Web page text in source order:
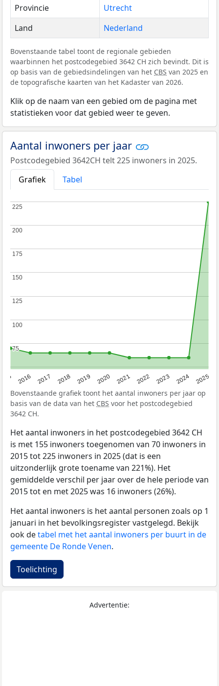
Provincie
Utrecht
Land
Nederland
Bovenstaande tabel toont de regionale gebieden
waarbinnen het postcodegebied 3642 CH zich bevindt. Dit is
op basis van de gebiedsindelingen van het CBS van 2025 en
de topografische kaarten van het Kadaster van 2026.
Klik op de naam van een gebied om de pagina met
statistieken voor dat gebied weer te geven.
Aantal inwoners per jaar
Postcodegebied 3642CH telt 225 inwoners in 2025.
Grafiek
Tabel
2016 2017 2018 2019 2020 2021 2022 2023 2024 2025
75
75
100
100
125
125
150
150
175
175
200
200
225
225
Bovenstaande grafiek toont het aantal inwoners per jaar op
basis van de data van het CBS voor het postcodegebied
3642 CH.
Het aantal inwoners in het postcodegebied 3642 CH
is met 155 inwoners toegenomen van 70 inwoners in
2015 tot 225 inwoners in 2025 (dat is een
uitzonderlijk grote toename van 221%). Het
gemiddelde verschil per jaar over de hele periode van
2015 tot en met 2025 was 16 inwoners (26%).
Het aantal inwoners is het aantal personen zoals op 1
januari in het bevolkingsregister vastgelegd. Bekijk
ook detabel met het aantal inwoners per buurt in de
gemeente De Ronde Venen.
Toelichting
Advertentie: